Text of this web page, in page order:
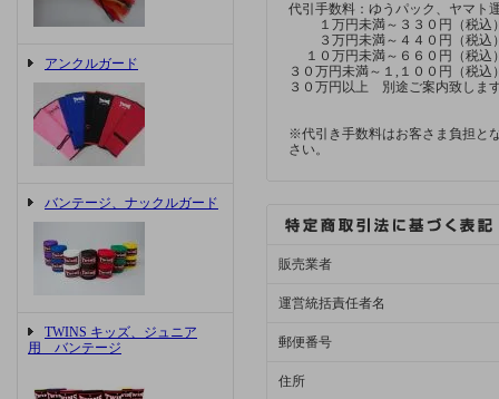
アンクルガード
バンテージ、ナックルガード
TWINS キッズ、ジュニア
用 バンテージ
代引手数料：ゆうパック、ヤマ
１万円未満～３３０円（税込
３万円未満～４４０円（税込
１０万円未満～６６０円（税込
３０万円未満～１,１００円（税込
３０万円以上 別途ご案内致しま
※代引き手数料はお客さま負担と
さい。
販売業者
運営統括責任者名
郵便番号
住所